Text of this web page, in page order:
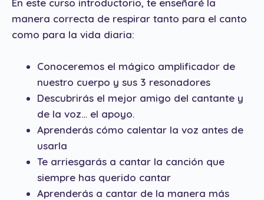
manera correcta de respirar tanto para el canto
como para la vida diaria:
Conoceremos el mágico amplificador de
nuestro cuerpo y sus 3 resonadores
Descubrirás el mejor amigo del cantante y
de la voz… el apoyo.
Aprenderás cómo calentar la voz antes de
usarla
Te arriesgarás a cantar la canción que
siempre has querido cantar
Aprenderás a cantar de la manera más